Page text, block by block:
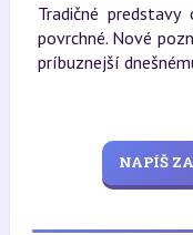
Tradičné
povrchné. Nové
príbuznejší
NAPÍŠ